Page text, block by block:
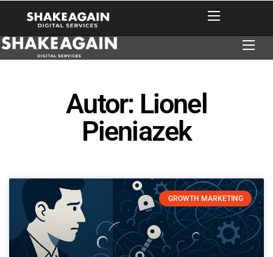
Autor: Lionel
Pieniazek
GROWTH MARKETING